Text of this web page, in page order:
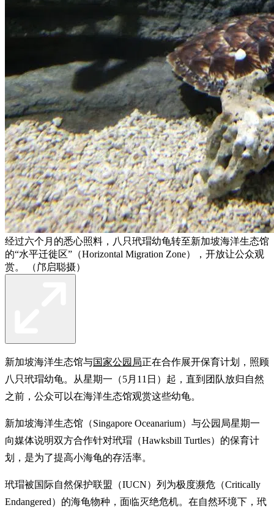
经过六个月的悉心照料，八只玳瑁幼龟转至新加坡海洋生态馆
的“水平迁徙区”（Horizontal Migration Zone），开放让公众观
赏。 （邝启聪摄）
新加坡海洋生态馆与国家公园局正在合作展开保育计划，照顾
八只玳瑁幼龟。从星期一（5月11日）起，直到团队放归自然
之前，公众可以在海洋生态馆观赏这些幼龟。
新加坡海洋生态馆（Singapore Oceanarium）与公园局星期一
向媒体说明双方合作针对玳瑁（Hawksbill Turtles）的保育计
划，是为了提高小海龟的存活率。
玳瑁被国际自然保护联盟（IUCN）列为极度濒危（Critically
Endangered）的海龟物种，面临灭绝危机。在自然环境下，玳